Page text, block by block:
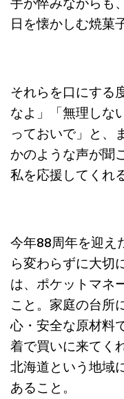
日を懐かしむ焼菓
それらを口にする
なよ」「無理しな
っておいで」と、
かのような声が聞
私を応援してくれ
今年88周年を迎え
ら変わらずに大切
は、ポケットマネ
こと。家庭の台所
心・安全な原材料
着で買いに来てく
北海道という地域
あること。